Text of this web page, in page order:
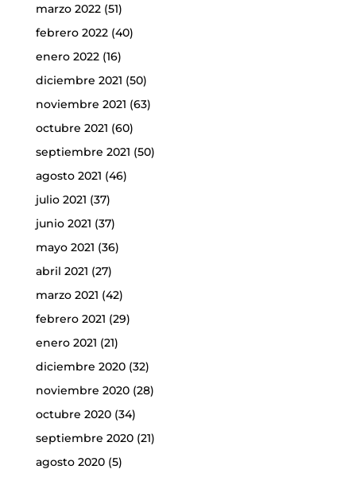
marzo 2022(51)
febrero 2022(40)
enero 2022(16)
diciembre 2021 (50)
noviembre 2021 (63)
octubre 2021 (60)
septiembre 2021 (50)
agosto 2021 (46)
julio 2021 (37)
junio 2021 (37)
mayo 2021 (36)
abril 2021 (27)
marzo 2021 (42)
febrero 2021 (29)
enero 2021 (21)
diciembre 2020(32)
noviembre 2020(28)
octubre 2020(34)
septiembre 2020(21)
agosto 2020(5)